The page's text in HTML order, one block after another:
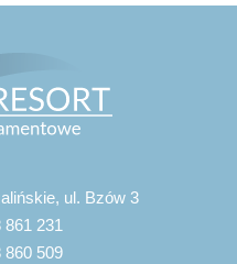
ul. Bzów 3
231
860 509